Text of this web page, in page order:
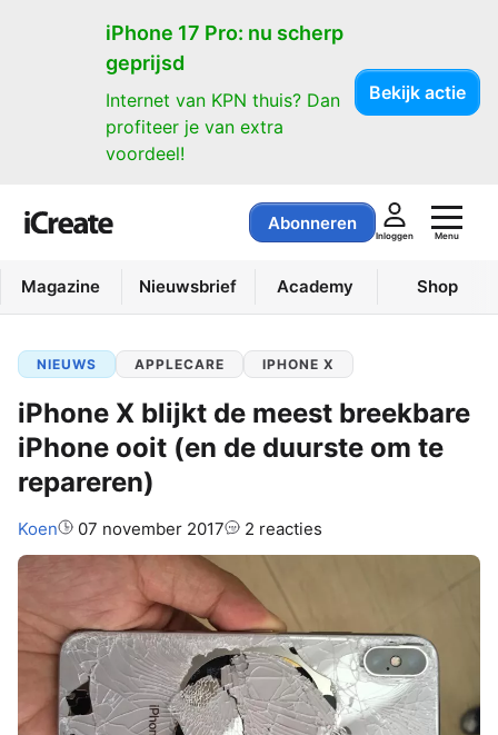
iPhone 17 Pro: nu scherp
geprijsd
Internet van KPN thuis? Dan
profiteer je van extra
voordeel!
Bekijk actie
Abonneren
Inloggen Menu
Magazine Nieuwsbrief Academy Shop
NIEUWS APPLECARE IPHONE X
iPhone X blijkt de meest breekbare
iPhone ooit (en de duurste om te
repareren)
Auteur:
Koen 07 november 2017 2 reacties